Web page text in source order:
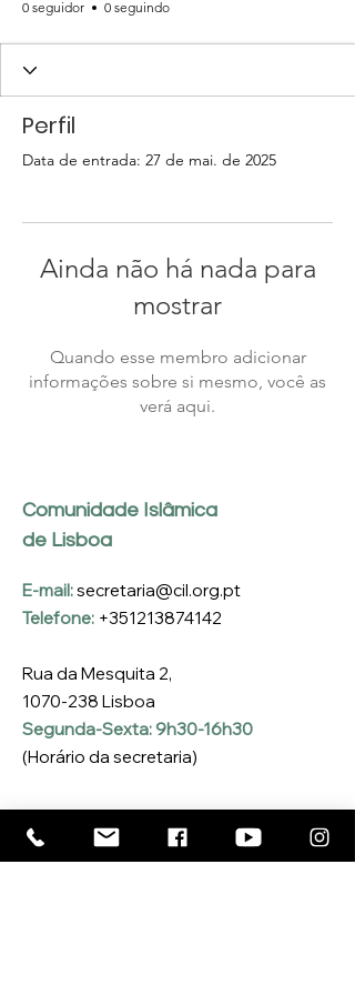
0 seguidor 0 seguindo
Perfil
Data de entrada: 27 de mai. de 2025
Ainda não há nada para
mostrar
Quando esse membro adicionar
informações sobre si mesmo, você as
verá aqui.
Comunidade Islâmica
de Lisboa
E-mail:secretaria@cil.org.pt
Telefone: +351213874142
Rua da Mesquita 2,
1070-238 Lisboa
Segunda-Sexta: 9h30-16h30
(Horário da secretaria)
Inscreva-se na nossa
Newsletter